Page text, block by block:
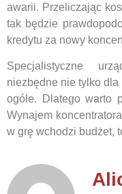
awarii. Przeliczając
tak będzie
kredytu za nowy
Specjalistyczne
niezbędne nie tylko
ogóle. Dlatego warto
Wynajem
w grę wchodzi budżet,